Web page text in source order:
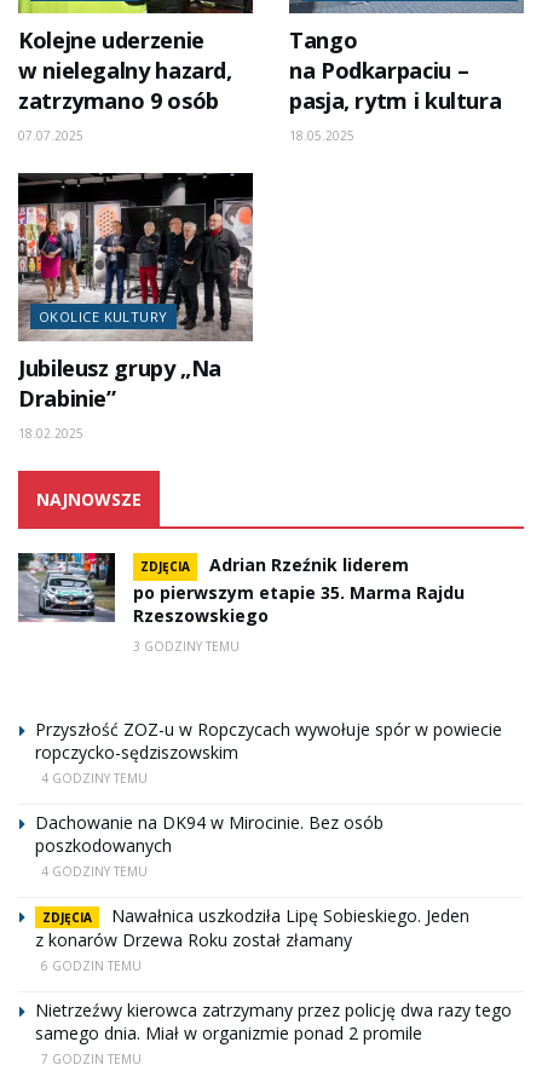
Kolejne uderzenie
w nielegalny hazard,
zatrzymano 9 osób
07.07.2025
Tango
na Podkarpaciu –
pasja, rytm i kultura
18.05.2025
OKOLICE KULTURY
Jubileusz grupy „Na
Drabinie”
18.02.2025
NAJNOWSZE
ZDJĘCIA
Adrian Rzeźnik liderem
po pierwszym etapie 35. Marma Rajdu
Rzeszowskiego
3 GODZINY TEMU
Przyszłość ZOZ-u w Ropczycach wywołuje spór w powiecie
ropczycko-sędziszowskim
4 GODZINY TEMU
Dachowanie na DK94 w Mirocinie. Bez osób
poszkodowanych
4 GODZINY TEMU
ZDJĘCIA
Nawałnica uszkodziła Lipę Sobieskiego. Jeden
z konarów Drzewa Roku został złamany
6 GODZIN TEMU
Nietrzeźwy kierowca zatrzymany przez policję dwa razy tego
samego dnia. Miał w organizmie ponad 2 promile
7 GODZIN TEMU